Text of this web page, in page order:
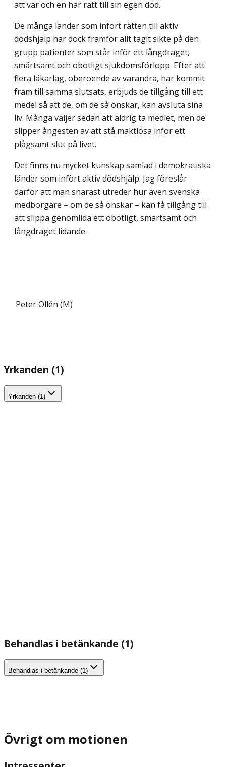
att var och en har rätt till sin egen död.
De många länder som infört rätten till aktiv
dödshjälp har dock framför allt tagit sikte på den
grupp patienter som står inför ett långdraget,
smärtsamt och obotligt sjukdoms­förlopp. Efter att
flera läkarlag, oberoende av varandra, har kommit
fram till samma slutsats, erbjuds de tillgång till ett
medel så att de, om de så önskar, kan avsluta sina
liv. Många väljer sedan att aldrig ta medlet, men de
slipper ångesten av att stå maktlösa inför ett
plågsamt slut på livet.
Det finns nu mycket kunskap samlad i demokratiska
länder som infört aktiv döds­hjälp. Jag föreslår
därför att man snarast utreder hur även svenska
medborgare – om de så önskar – kan få tillgång till
att slippa genomlida ett obotligt, smärtsamt och
lång­draget lidande.
Peter Ollén (M)
Yrkanden (1)
Yrkanden (1)
Behandlas i betänkande (1)
Behandlas i betänkande (1)
Övrigt om motionen